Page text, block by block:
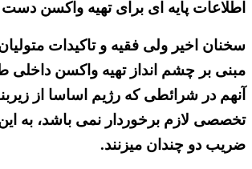
اطلاعات پایه ای برای تهیه واکسن دست
سخنان اخیر ولی فقیه و تاکیدات
مبنی بر چشم انداز تهیه واکسن داخلی
آنهم در شرائطی که رژیم اساسا از
تخصصی لازم برخوردار نمی باشد، به
ضریب دو چندان میزنند.